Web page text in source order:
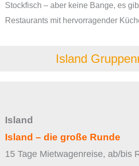
Stockfisch – aber keine Bange, es
Restaurants mit hervorragender
Island
Island
Island – die große Runde
15 Tage Mietwagenreise, ab/bis